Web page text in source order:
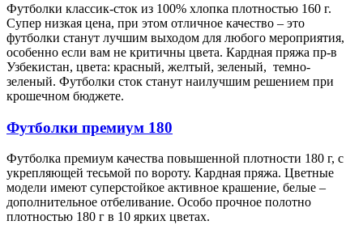
Футболки классик-сток из 100% хлопка плотностью 160 г.
Супер низкая цена, при этом отличное качество – это
футболки станут лучшим выходом для любого мероприятия,
особенно если вам не критичны цвета. Кардная пряжа пр-в
Узбекистан, цвета: красный, желтый, зеленый, темно-
зеленый. Футболки сток станут наилучшим решением при
крошечном бюджете.
Футболки премиум 180
Футболка премиум качества повышенной плотности 180 г, с
укрепляющей тесьмой по вороту. Кардная пряжа. Цветные
модели имеют суперстойкое активное крашение, белые –
дополнительное отбеливание. Особо прочное полотно
плотностью 180 г в 10 ярких цветах.